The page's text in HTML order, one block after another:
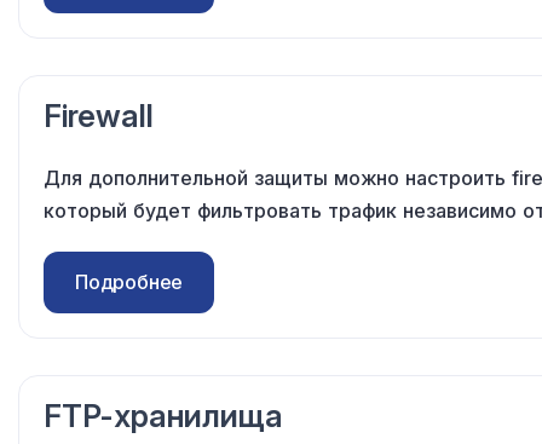
Firewall
Для дополнительной защиты можно настроить
который будет фильтровать трафик независимо
Подробнее
FTP-хранилища